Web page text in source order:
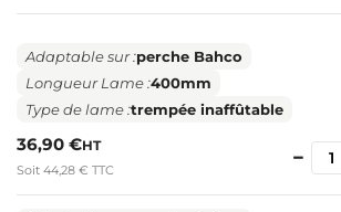
Adaptable sur :perche Bahco
Longueur Lame :400mm
Type de lame :trempée inaffûtable
36,90 €HT
Soit 44,28 € TTC
−